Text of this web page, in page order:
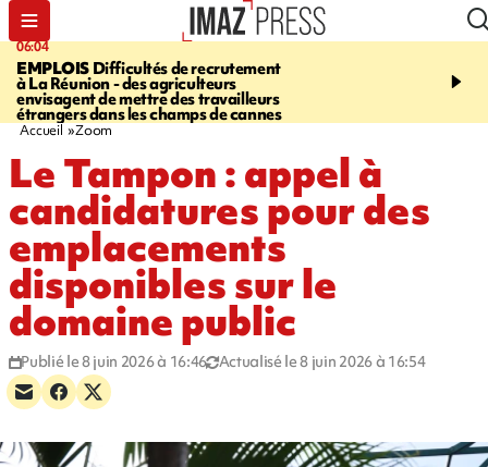
06:04
EMPLOIS Difficultés de recrutement
à La Réunion - des agriculteurs
envisagent de mettre des travailleurs
étrangers dans les champs de cannes
09:10
en panne sur la RN2,
Accueil Zoom
Le Tampon : appel à
candidatures pour des
emplacements
disponibles sur le
domaine public
Publié le 8 juin 2026 à 16:46 Actualisé le 8 juin 2026 à 16:54